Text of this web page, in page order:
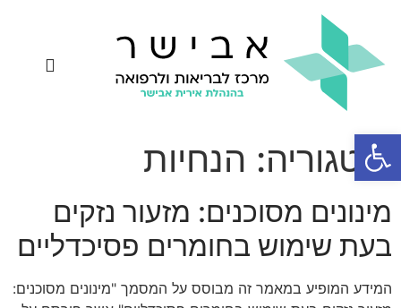
קטגוריה: הנחיות
מינונים מסוכנים: מזעור נזקים
בעת שימוש בחומרים פסיכדליים
המידע המופיע במאמר זה מבוסס על המסמך "מינונים מסוכנים:
פתח סרגל נגישות